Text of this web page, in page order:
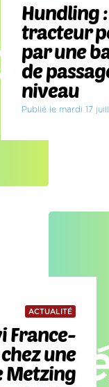
Hundling
tracteur
par une
de
niveau
Publié le mardi 17
ACTUALITÉ
France-
une
Metzing